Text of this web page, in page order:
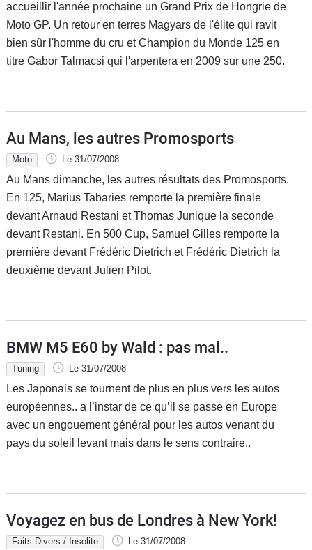
accueillir l'année prochaine un Grand Prix de Hongrie de
Moto GP. Un retour en terres Magyars de l'élite qui ravit
bien sûr l'homme du cru et Champion du Monde 125 en
titre Gabor Talmacsi qui l'arpentera en 2009 sur une 250.
Au Mans, les autres Promosports
Moto Le 31/07/2008
Au Mans dimanche, les autres résultats des Promosports.
En 125, Marius Tabaries remporte la première finale
devant Arnaud Restani et Thomas Junique la seconde
devant Restani. En 500 Cup, Samuel Gilles remporte la
première devant Frédéric Dietrich et Frédéric Dietrich la
deuxième devant Julien Pilot.
BMW M5 E60 by Wald : pas mal..
Tuning Le 31/07/2008
Les Japonais se tournent de plus en plus vers les autos
européennes.. a l’instar de ce qu’il se passe en Europe
avec un engouement général pour les autos venant du
pays du soleil levant mais dans le sens contraire..
Voyagez en bus de Londres à New York!
Faits Divers / Insolite Le 31/07/2008